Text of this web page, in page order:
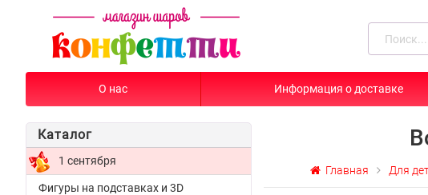
О нас Информация о доставке
Каталог
1 сентября
Фигуры на подставках и 3D
Главная Для